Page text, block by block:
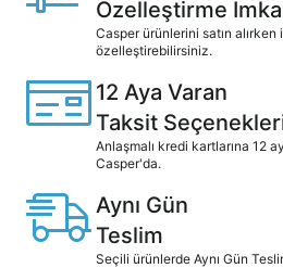
Özelleştirme
Casper ürünlerini satın alırken
özelleştirebilirsiniz.
12 Aya Varan
Taksit
Anlaşmalı kredi kartlarına 12
Casper'da.
Aynı Gün
Teslim
Seçili ürünlerde Aynı Gün